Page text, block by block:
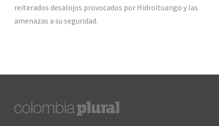
reiterados desalojos provocados por Hidroituango y las
amenazas a su seguridad.